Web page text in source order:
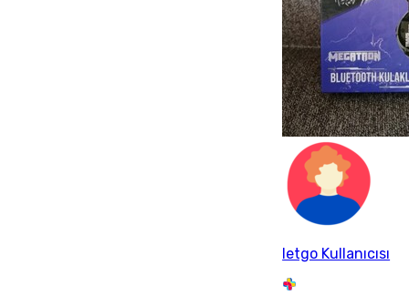
letgo Kullanıcısı